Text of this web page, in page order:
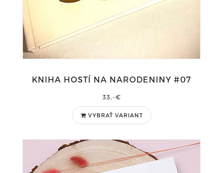
KNIHA HOSTÍ NA NARODENINY #07
33,-€
VYBRAŤ VARIANT